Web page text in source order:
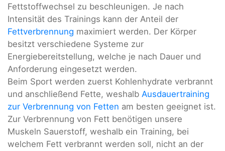
Fettstoffwechsel zu beschleunigen. Je nach
Intensität des Trainings kann der Anteil der
Fettverbrennung maximiert werden. Der Körper
besitzt verschiedene Systeme zur
Energiebereitstellung, welche je nach Dauer und
Anforderung eingesetzt werden.
Beim Sport werden zuerst Kohlenhydrate verbrannt
und anschließend Fette, weshalb Ausdauertraining
zur Verbrennung von Fetten am besten geeignet ist.
Zur Verbrennung von Fett benötigen unsere
Muskeln Sauerstoff, weshalb ein Training, bei
welchem Fett verbrannt werden soll, nicht an der